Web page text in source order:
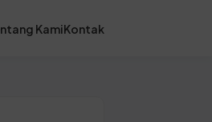
KamiKontak